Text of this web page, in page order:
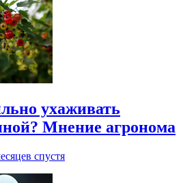
ухаживать
Мнение агронома
спустя